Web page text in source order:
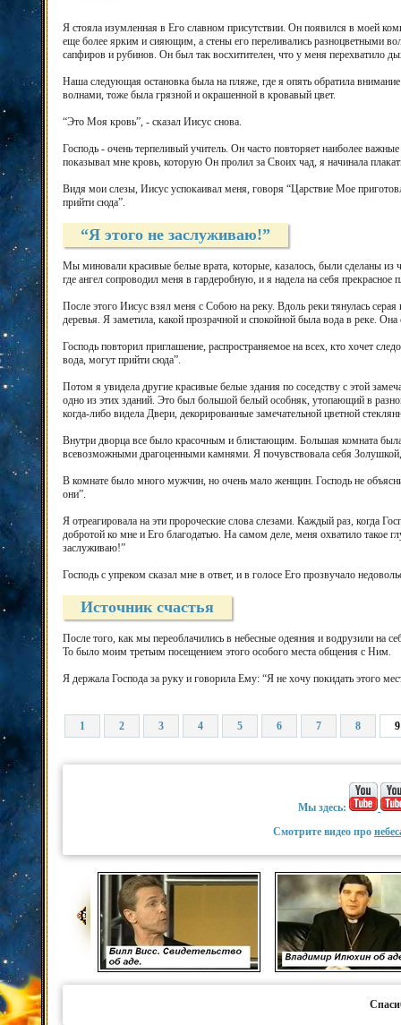
Я стояла изумленная в Его славном присутствии. Он появился в моей
еще более ярким и сияющим, а стены его переливались разноцветными
сапфиров и рубинов. Он был так восхитителен, что у меня перехватило
Наша следующая остановка была на пляже, где я опять обратила
волнами, тоже была грязной и окрашенной в кровавый цвет.
“Это Моя кровь”, - сказал Иисус снова.
Господь - очень терпеливый учитель. Он часто повторяет наиболее
показывал мне кровь, которую Он пролил за Своих чад, я начинала
Видя мои слезы, Иисус успокаивал меня, говоря “Царствие Мое
прийти сюда”.
“Я этого не заслуживаю!”
Мы миновали красивые белые врата, которые, казалось, были сделаны из
где ангел сопроводил меня в гардеробную, и я надела на себя прекрасное
После этого Иисус взял меня с Собою на реку. Вдоль реки тянулась
деревья. Я заметила, какой прозрачной и спокойной была вода в реке.
Господь повторил приглашение, распространяемое на всех, кто хочет
вода, могут прийти сюда”.
Потом я увидела другие красивые белые здания по соседству с этой
одно из этих зданий. Это был большой белый особняк, утопающий в
когда-либо видела Двери, декорированные замечательной цветной
Внутри дворца все было красочным и блистающим. Большая комната
всевозможными драгоценными камнями. Я почувствовала себя
В комнате было много мужчин, но очень мало женщин. Господь не
они”.
Я отреагировала на эти пророческие слова слезами. Каждый раз, когда
добротой ко мне и Его благодатью. На самом деле, меня охватило такое
заслуживаю!”
Господь с упреком сказал мне в ответ, и в голосе Его прозвучало
Источник счастья
После того, как мы переоблачились в небесные одеяния и водрузили на
То было моим третьим посещением этого особого места общения с Ним.
Я держала Господа за руку и говорила Ему: “Я не хочу покидать этого
1 2 3 4 5 6 7 8 9
Мы здесь:
Смотрите видео про